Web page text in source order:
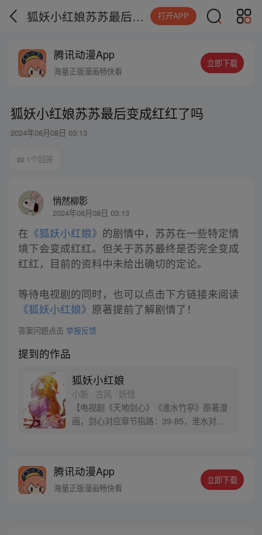
狐妖小红娘苏苏最后变成红红了吗 打开APP
腾讯动漫App
海量正版漫画畅快看
立即下载
狐妖小红娘苏苏最后变成红红了吗
2024年08月08日 03:13
1个回答
悄然柳影
2024年08月08日 03:13
在 《狐妖小红娘》 的剧情中，苏苏在一些特定情
境下会变成红红。但关于苏苏最终是否完全变成
红红，目前的资料中未给出确切的定论。
等待电视剧的同时，也可以点击下方链接来阅读
《狐妖小红娘》 原著提前了解剧情了！
答案问题点击 举报反馈
提到的作品
狐妖小红娘
小新 · 古风 · 妖怪
【电视剧《天地剑心》《淮水竹亭》原著漫
画，剑心对应章节指路：39-85，淮水对应
腾讯动漫App
海量正版漫画畅快看
立即下载